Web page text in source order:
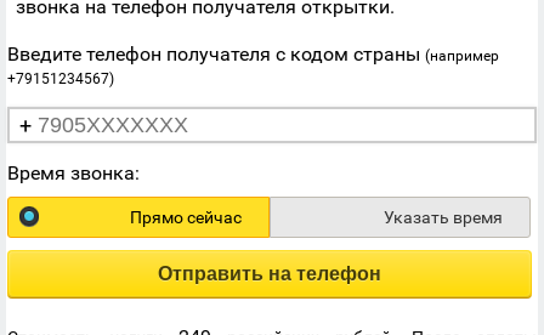
звонка на телефон получателя открытки.
Введите телефон получателя с кодом страны (например
+79151234567)
+
Время звонка:
Прямо сейчас Указать время
Отправить на телефон